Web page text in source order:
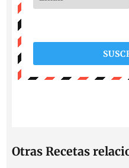
Otras Recetas